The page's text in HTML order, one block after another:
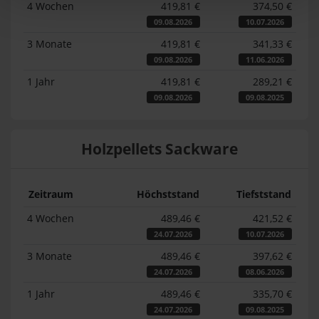
4 Wochen
419,81 €
09.08.2026
374,50 €
10.07.2026
3 Monate 419,81 €
09.08.2026
341,33 €
11.06.2026
1 Jahr 419,81 €
09.08.2026
289,21 €
09.08.2025
Holzpellets Sackware
Zeitraum Höchststand
Tiefststand
4 Wochen
489,46 €
24.07.2026
421,52 €
10.07.2026
3 Monate 489,46 €
24.07.2026
397,62 €
08.06.2026
1 Jahr 489,46 €
24.07.2026
335,70 €
09.08.2025